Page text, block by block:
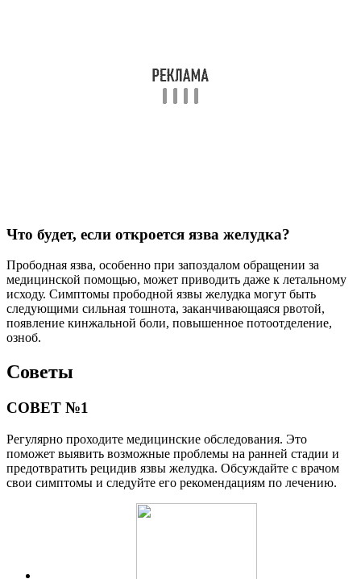
Что будет, если откроется язва желудка?
Прободная язва, особенно при запоздалом обращении за
медицинской помощью, может приводить даже к летальному
исходу. Симптомы прободной язвы желудка могут быть
следующими сильная тошнота, заканчивающаяся рвотой,
появление кинжальной боли, повышенное потоотделение,
озноб.
Советы
СОВЕТ №1
Регулярно проходите медицинские обследования. Это
поможет выявить возможные проблемы на ранней стадии и
предотвратить рецидив язвы желудка. Обсуждайте с врачом
свои симптомы и следуйте его рекомендациям по лечению.